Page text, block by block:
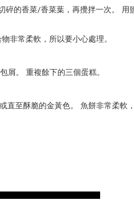
碎的香菜/香菜葉，再攪拌一次。 用
非常柔軟，所以要小心處理。
屑。 重複餘下的三個蛋糕。
直至酥脆的金黃色。 魚餅非常柔軟